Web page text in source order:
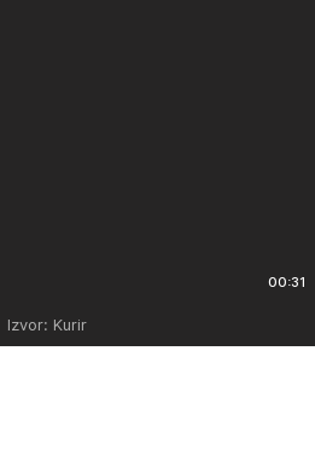
00:31
Izvor: Kurir